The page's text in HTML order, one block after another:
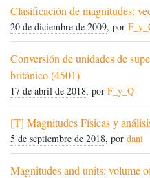
Clasificación de magnitudes:
20 de diciembre de 2009, por
Conversión de unidades de
británico (4501)
17 de abril de 2018, por F_y_Q
[T] Magnitudes Físicas y
5 de septiembre de 2018, por dani
Magnitudes and units: volume